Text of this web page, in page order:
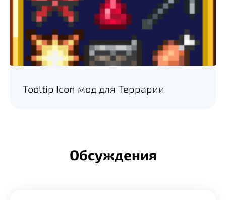
Tooltip Icon мод для Террарии
Обсуждения